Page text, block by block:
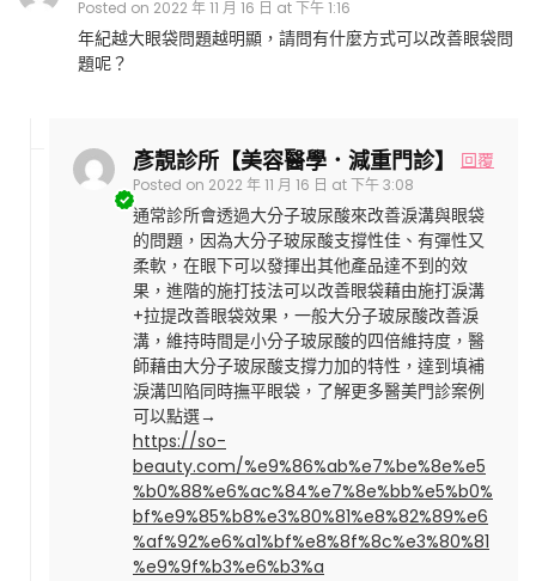
Posted on 2022 年 11 月 16 日 at 下午 1:16
年紀越大眼袋問題越明顯，請問有什麼方式可以改善眼袋問
題呢？
彥靚診所【美容醫學．減重門診】
Posted on 2022 年 11 月 16 日 at 下午 3:08
回覆
通常診所會透過大分子玻尿酸來改善淚溝與眼袋
的問題，因為大分子玻尿酸支撐性佳、有彈性又
柔軟，在眼下可以發揮出其他產品達不到的效
果，進階的施打技法可以改善眼袋藉由施打淚溝
+拉提改善眼袋效果，一般大分子玻尿酸改善淚
溝，維持時間是小分子玻尿酸的四倍維持度，醫
師藉由大分子玻尿酸支撐力加的特性，達到填補
淚溝凹陷同時撫平眼袋，了解更多醫美門診案例
可以點選→
https://so-
beauty.com/%e9%86%ab%e7%be%8e%e5
%b0%88%e6%ac%84%e7%8e%bb%e5%b0%
bf%e9%85%b8%e3%80%81%e8%82%89%e6
%af%92%e6%a1%bf%e8%8f%8c%e3%80%81
%e9%9f%b3%e6%b3%a